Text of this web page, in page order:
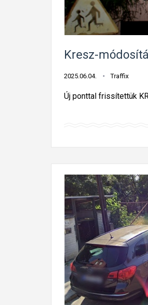
Kresz-
2025.06.04. Traffix
Új ponttal frissítettük